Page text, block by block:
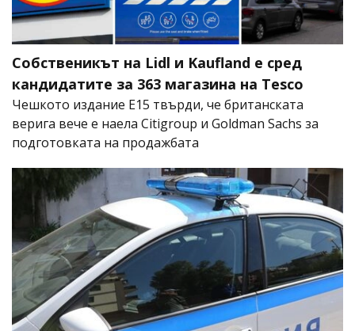
Собственикът на Lidl и Kaufland е сред
кандидатите за 363 магазина на Tesco
Чешкото издание E15 твърди, че британската
верига вече е наела Citigroup и Goldman Sachs за
подготовката на продажбата